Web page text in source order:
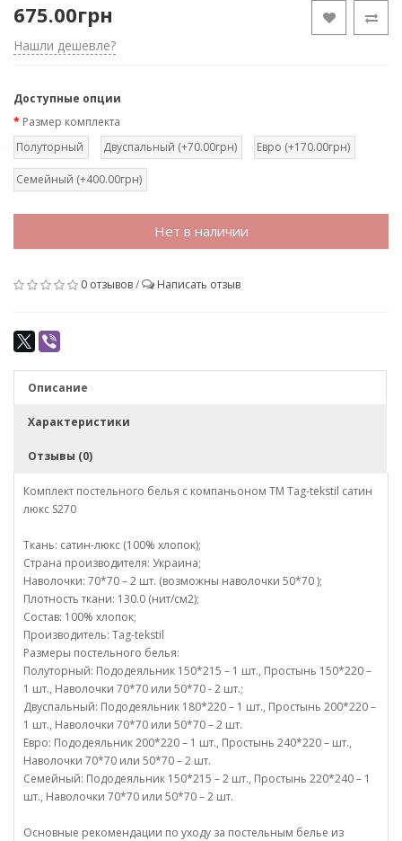
675.00грн
Нашли дешевле?
Доступные опции
Размер комплекта
Полуторный
Двуспальный (+70.00грн) Евро (+170.00грн)
Семейный (+400.00грн)
Нет в наличии
0 отзывов/ Написать отзыв
Описание
Характеристики
Отзывы (0)
Комплект постельного белья с компаньоном TM Tag-tekstil сатин
люкс S270
Ткань: сатин-люкс (100% хлопок);
Страна производителя: Украина;
Наволочки: 70*70 – 2 шт. (возможны наволочки 50*70 );
Плотность ткани: 130.0 (нит/см2);
Состав: 100% хлопок;
Производитель: Tag-tekstil
Размеры постельного белья:
Полуторный: Пододеяльник 150*215 – 1 шт., Простынь 150*220 –
1 шт., Наволочки 70*70 или 50*70 - 2 шт.;
Двуспальный: Пододеяльник 180*220 – 1 шт., Простынь 200*220 –
1 шт., Наволочки 70*70 или 50*70 – 2 шт.
Евро: Пододеяльник 200*220 – 1 шт., Простынь 240*220 – шт.,
Наволочки 70*70 или 50*70 – 2 шт.
Семейный: Пододеяльник 150*215 – 2 шт., Простынь 220*240 – 1
шт., Наволочки 70*70 или 50*70 – 2 шт.
Основные рекомендации по уходу за постельным белье из